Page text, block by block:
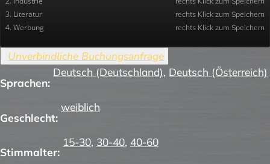
3. Literatur rechts Klick zum Speichern
4. Werbung rechts Klick zum Speichern
Sprachen:
Deutsch (Deutschland), Deutsch (Österreich)
Geschlecht:
weiblich
Stimmalter:
15-30, 30-40, 40-60